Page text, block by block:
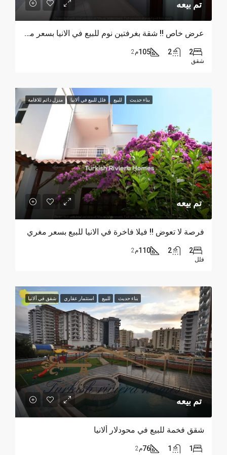
تم بيعه
عرض خاص !! شقة بغرفتين نوم للبيع في الانيا بسعر مغري
2
2
105م2
شقق
بناء حديث للبيع فلل للبيع في ألانيا منزل دائم للاقامة
تم بيعه
فرصة لا تعوض !! فيلا فاخرة في الانيا للبيع بسعر مغري
2
2
110م2
فلل
بناء حديث للبيع استثمار عقاري شقق في ألانيا
تم بيعه
شقق فخمة للبيع في محودلار ألانيا
1
1
76م2